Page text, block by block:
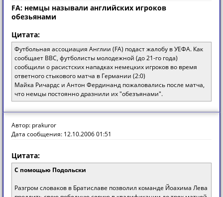
FA: немцы называли английских игроков
обезьянами
Цитата:
Футбольная ассоциация Англии (FA) подаст жалобу в УЕФА. Как
сообщает ВВС, футболисты молодежной (до 21-го года)
сообщили о расистских нападках немецких игроков во время
ответного стыкового матча в Германии (2:0)
Майка Ричардс и Антон Фердинанд пожаловались после матча,
что немцы постоянно дразнили их "обезъянами".
Автор: prakuror
Дата сообщения: 12.10.2006 01:51
Цитата:
С помощью Подольски
Разгром словаков в Братиславе позволил команде Йоахима Лева